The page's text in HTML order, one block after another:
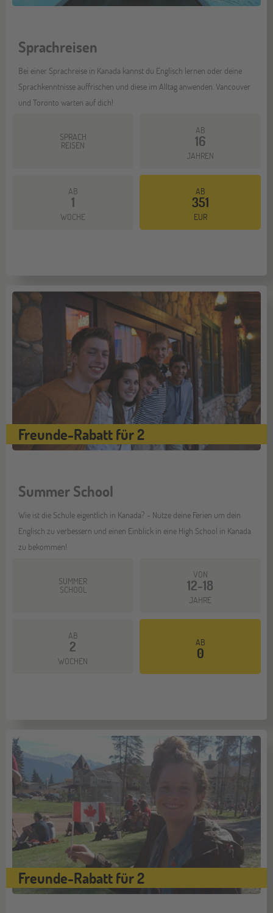
Sprachreisen
Bei einer Sprachreise in Kanada kannst du Englisch lernen oder deine
Sprachkenntnisse auffrischen und diese im Alltag anwenden. Vancouver
und Toronto warten auf dich!
SPRACH
REISEN
AB
16
JAHREN
AB
1
WOCHE
AB
351
EUR
Freunde-Rabatt für 2
Summer School
Wie ist die Schule eigentlich in Kanada? - Nutze deine Ferien um dein
Englisch zu verbessern und einen Einblick in eine High School in Kanada
zu bekommen!
SUMMER
SCHOOL
VON
12-18
JAHRE
AB
2
WOCHEN
AB
0
Freunde-Rabatt für 2